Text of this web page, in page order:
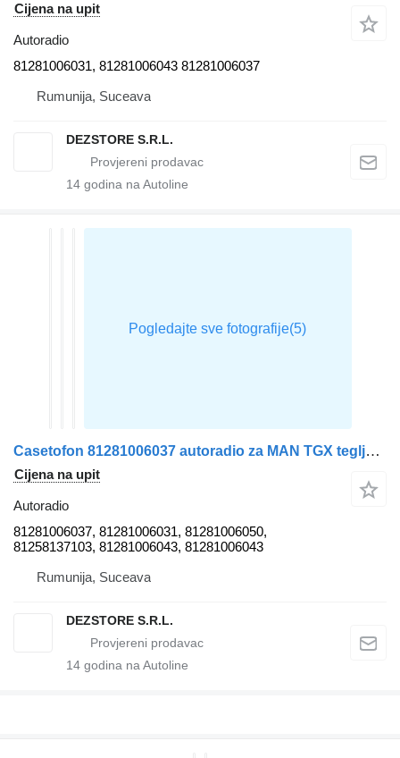
Cijena na upit
Autoradio
81281006031, 81281006043 81281006037
Rumunija, Suceava
DEZSTORE S.R.L.
14 godina na Autoline
Casetofon 81281006037 autoradio za MAN TGX tegljača
Cijena na upit
Autoradio
81281006037, 81281006031, 81281006050,
81258137103, 81281006043, 81281006043
Rumunija, Suceava
DEZSTORE S.R.L.
14 godina na Autoline